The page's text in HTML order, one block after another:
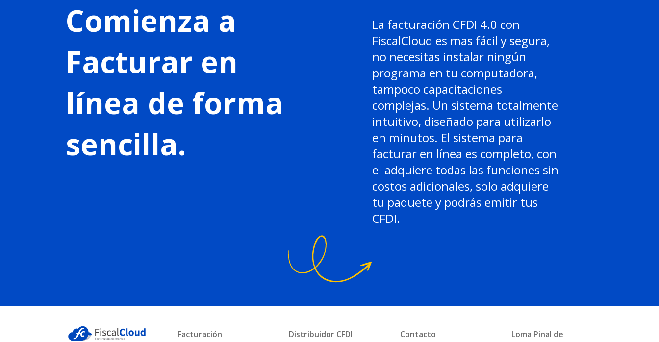
Comienza a
Facturar en
línea de forma
sencilla.
La facturación CFDI 4.0 con
FiscalCloud es mas fácil y segura,
no necesitas instalar ningún
programa en tu computadora,
tampoco capacitaciones
complejas. Un sistema totalmente
intuitivo, diseñado para utilizarlo
en minutos. El sistema para
facturar en línea es completo, con
el adquiere todas las funciones sin
costos adicionales, solo adquiere
tu paquete y podrás emitir tus
CFDI.
Facturación Distribuidor CFDI Contacto Loma Pinal de